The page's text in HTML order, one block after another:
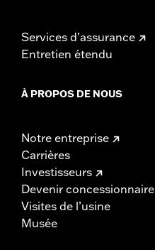
Services d’assurance
Entretien étendu
À PROPOS DE NOUS
Notre entreprise
Carrières
Investisseurs
Devenir concessionnaire
Visites de l’usine
Musée